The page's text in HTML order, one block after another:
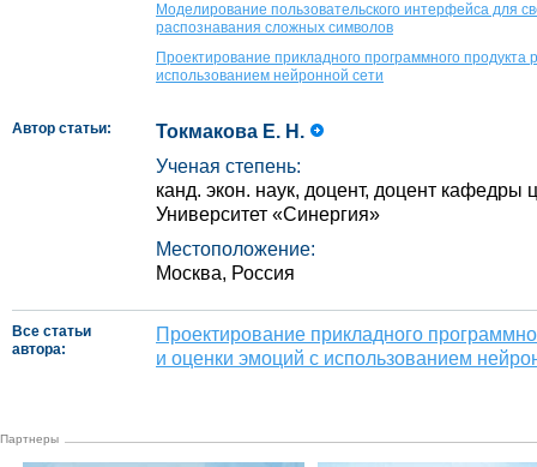
Моделирование пользовательского интерфейса для
распознавания сложных символов
Проектирование прикладного программного продукта
использованием нейронной сети
Автор статьи:
Токмакова Е. Н.
Ученая степень:
канд. экон. наук, доцент, доцент кафедры
Университет «Синергия»
Местоположение:
Москва, Россия
Все статьи
автора:
Проектирование прикладного
и оценки эмоций с использованием
Партнеры